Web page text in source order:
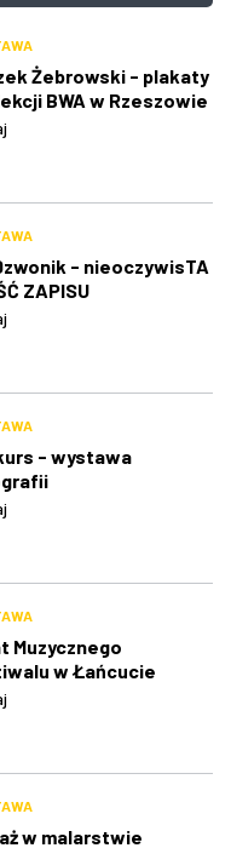
Żebrowski - plakaty
BWA w Rzeszowie
- nieoczywisTA
ZAPISU
- wystawa
Muzycznego
w Łańcucie
w malarstwie